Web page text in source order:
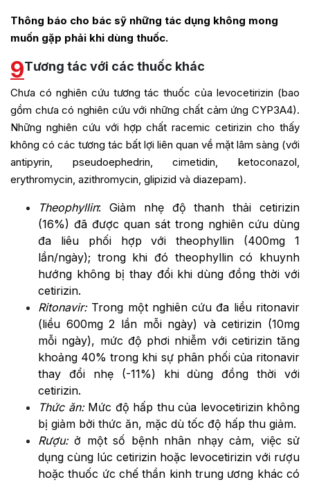
Thông báo cho bác sỹ những tác dụng không mong
muốn gặp phải khi dùng thuốc.
9Tương tác với các thuốc khác
Chưa có nghiên cứu tương tác thuốc của levocetirizin (bao
gồm chưa có nghiên cứu với những chất cảm ứng CYP3A4).
Những nghiên cứu với hợp chất racemic cetirizin cho thấy
không có các tương tác bất lợi liên quan về mặt lâm sàng (với
antipyrin, pseudoephedrin, cimetidin, ketoconazol,
erythromycin, azithromycin, glipizid và diazepam).
Theophyllin: Giảm nhẹ độ thanh thải cetirizin
(16%) đã được quan sát trong nghiên cứu dùng
đa liêu phối hợp với theophyllin (400mg 1
lần/ngày); trong khi đó theophyllin có khuynh
hướng không bị thay đổi khi dùng đồng thời với
cetirizin.
Ritonavir:Trong một nghiên cứu đa liều ritonavir
(liều 600mg 2 lần mỗi ngày) và cetirizin (10mg
mỗi ngày), mức độ phơi nhiễm với cetirizin tăng
khoảng 40% trong khi sự phân phối của ritonavir
thay đổi nhẹ (-11%) khi dùng đồng thời với
cetirizin.
Thức ăn:Mức độ hấp thu của levocetirizin không
bị giảm bởi thức ăn, mặc dù tốc độ hấp thu giảm.
Rượu:ở một số bệnh nhân nhạy cảm, việc sử
dụng cùng lúc cetirizin hoặc levocetirizin với rượu
hoặc thuốc ức chế thần kinh trung ương khác có